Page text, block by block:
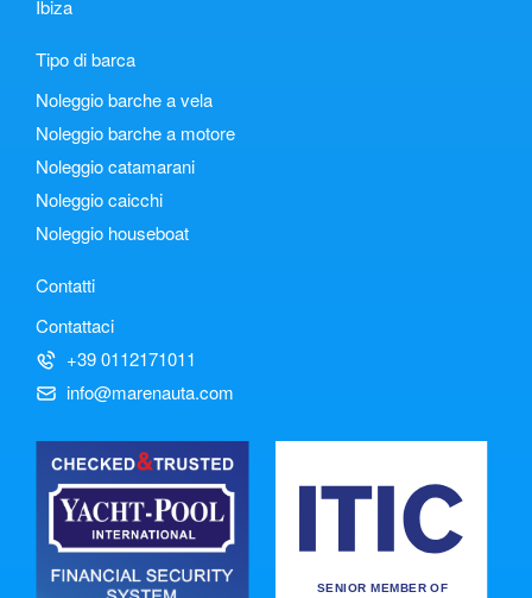
Ibiza
Tipo di barca
Noleggio barche a vela
Noleggio barche a motore
Noleggio catamarani
Noleggio caicchi
Noleggio houseboat
Contatti
Contattaci
+39 0112171011
info@marenauta.com